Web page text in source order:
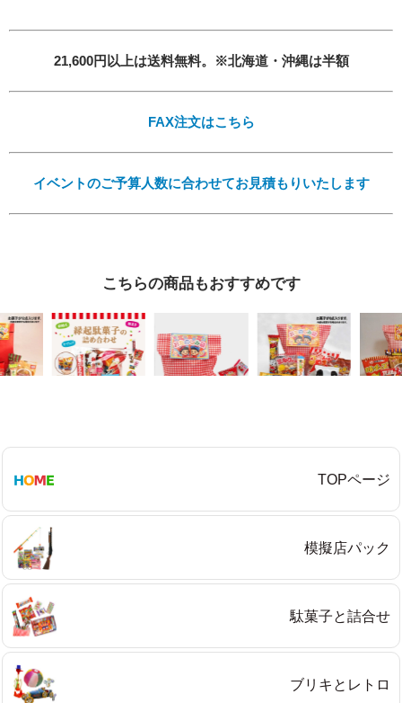
21,600円以上は送料無料。※北海道・沖縄は半額
FAX注文はこちら
イベントのご予算人数に合わせてお見積もりいたします
こちらの商品もおすすめです
TOPページ
模擬店パック
駄菓子と詰合せ
ブリキとレトロ